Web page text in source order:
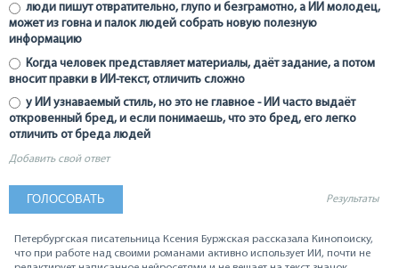
люди пишут отвратительно, глупо и безграмотно, а ИИ молодец,
может из говна и палок людей собрать новую полезную
информацию
Когда человек представляет материалы, даёт задание, а потом
вносит правки в ИИ-текст, отличить сложно
у ИИ узнаваемый стиль, но это не главное - ИИ часто выдаёт
откровенный бред, и если понимаешь, что это бред, его легко
отличить от бреда людей
Добавить свой ответ
Результаты
Петербургская писательница Ксения Буржская рассказала Кинопоиску,
что при работе над своими романами активно использует ИИ, почти не